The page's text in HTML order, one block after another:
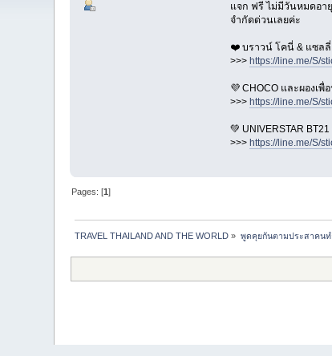
แจก ฟรี ไม่มีวันหมดอา
จำกัดด่วนเลยค่ะ
❤️ บราวน์ โคนี่ & แซลลี่
>>> https://line.me/S/
💜 CHOCO และผองเพื่
>>> https://line.me/S/
💚 UNIVERSTAR
>>> https://line.me/S/
Pages: [1]
TRAVEL THAILAND AND THE WORLD » พูดคุยกันตามประสาคนท